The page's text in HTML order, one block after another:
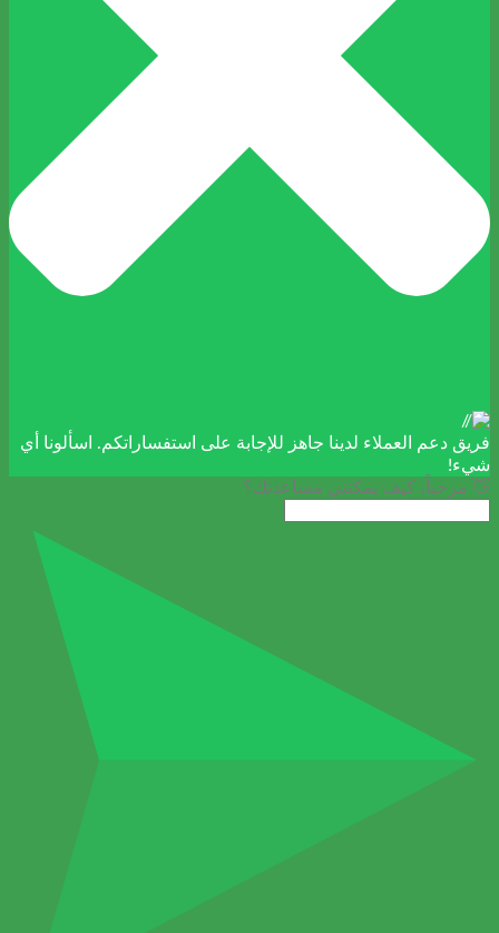
فريق دعم العملاء لدينا جاهز للإجابة على استفساراتكم. اسألونا أي
شيء!
👋 مرحباً، كيف يمكنني مساعدتك؟